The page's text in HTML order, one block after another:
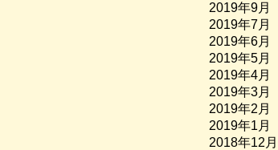
2019年9月
2019年7月
2019年6月
2019年5月
2019年4月
2019年3月
2019年2月
2019年1月
2018年12月